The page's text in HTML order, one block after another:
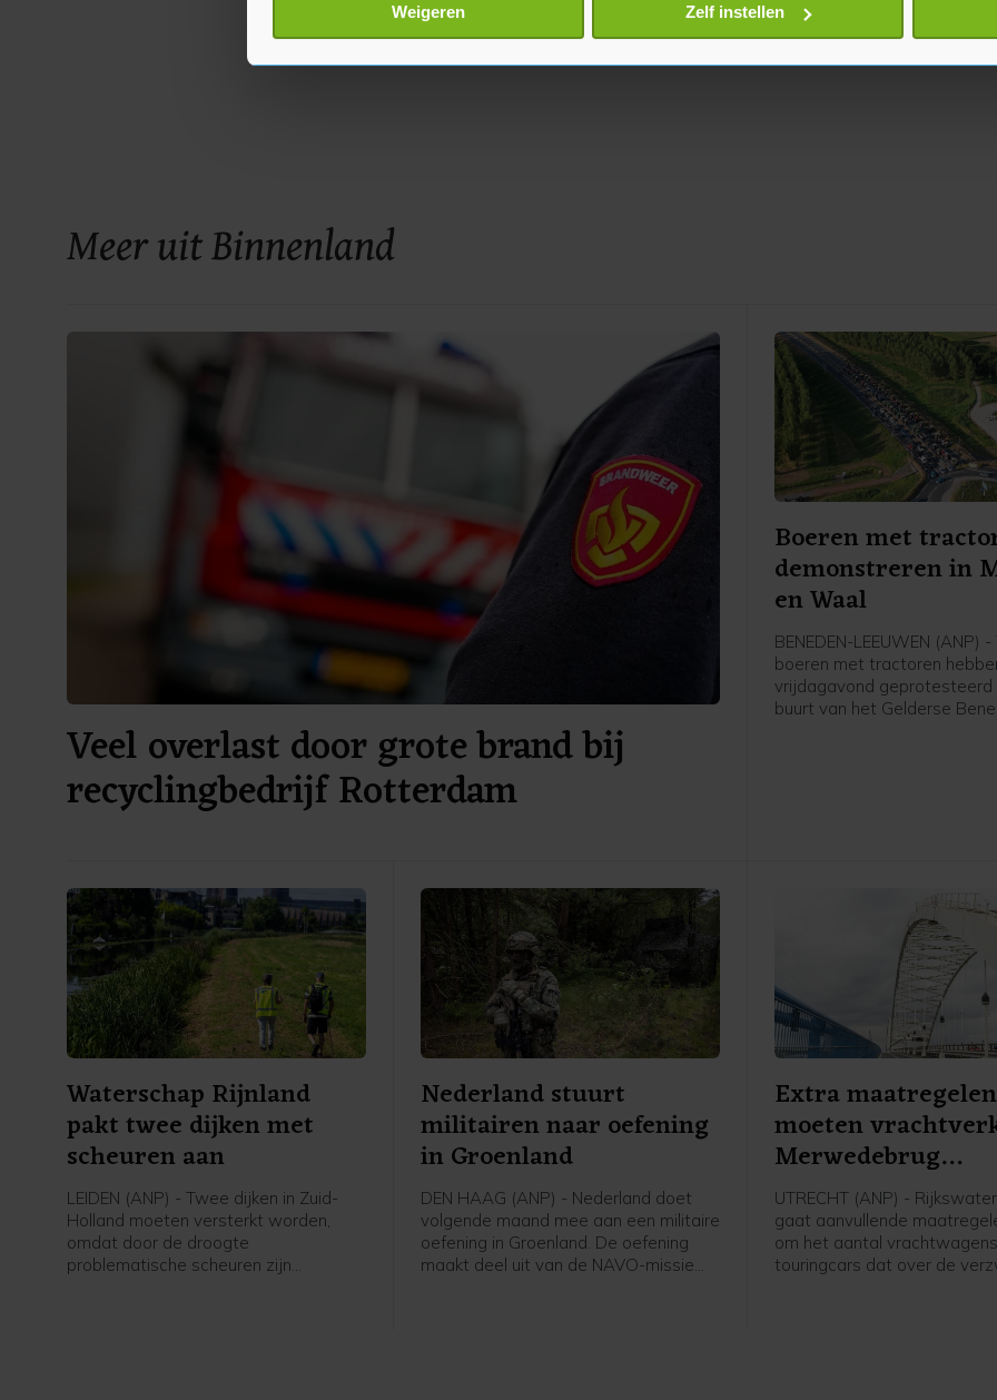
Lees meer over hoe uw persoonlijke gegevens worden verwerkt en stel uw voorkeuren in het
toestemming op elk moment wijzigen of intrekken in de Cookieverklaring.
Weigeren Zelf instellen
Meer uit Binnenland
Veel overlast door grote brand bij
recyclingbedrijf Rotterdam
Boeren met
demonstreren in
en Waal
BENEDEN-LEEUWEN (ANP)
boeren met tractoren
vrijdagavond geprotesteerd
buurt van het Gelderse
Waterschap Rijnland
pakt twee dijken met
scheuren aan
LEIDEN (ANP) - Twee dijken in Zuid-
Holland moeten versterkt worden,
omdat door de droogte
problematische scheuren zijn
Nederland stuurt
militairen naar oefening
in Groenland
DEN HAAG (ANP) - Nederland doet
volgende maand mee aan een militaire
oefening in Groenland. De oefening
maakt deel uit van de NAVO-missie
Extra maatregelen
moeten
Merwedebrug
terugdringen
UTRECHT (ANP) -
gaat aanvullende
om het aantal
touringcars dat over de